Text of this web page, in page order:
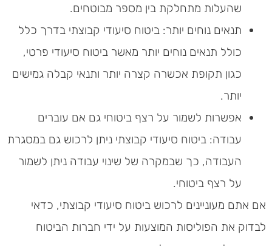
שהעלות מתחלקת בין מספר מבוטחים.
תנאים נוחים יותר: ביטוח סיעודי קבוצתי בדרך כלל
כולל תנאים נוחים יותר מאשר ביטוח סיעודי פרטי,
כגון תקופת אכשרה קצרה יותר ותנאי קבלה גמישים
יותר.
אפשרות לשמור על רצף ביטוחי גם אם עוברים
עבודה: ביטוח סיעודי קבוצתי ניתן לרכוש גם במסגרת
העבודה, כך שבמקרה של שינוי עבודה ניתן לשמור
על רצף ביטוחי.
אם אתם מעוניינים לרכוש ביטוח סיעודי קבוצתי, כדאי
לבדוק את הפוליסות המוצעות על ידי חברות הביטוח